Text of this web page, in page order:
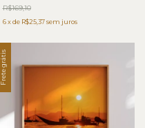
R$169,10
6 xde R$25,37 sem juros
Frete grátis